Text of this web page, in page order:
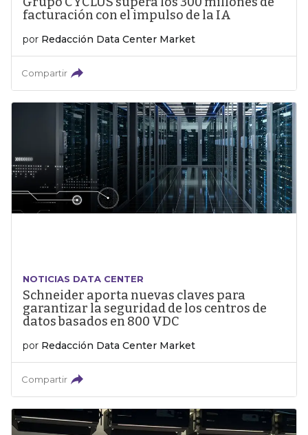
facturación con el impulso de la IA
por Redacción Data Center Market
Compartir
NOTICIAS DATA CENTER
Schneider aporta nuevas claves para
garantizar la seguridad de los centros de
datos basados en 800 VDC
por Redacción Data Center Market
Compartir